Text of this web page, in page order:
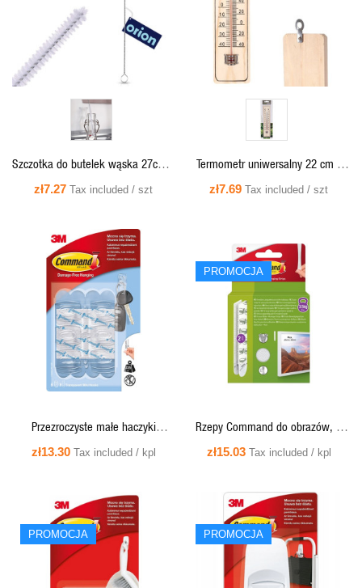
Szczotka do butelek wąska 27cm x
1cm -
zł7.27 Tax included / szt
Termometr uniwersalny 22 cm -
569289 ProGarden
zł7.69 Tax included / szt
QUICK VIEW
Przezroczyste małe haczyki
Command 225g 17006CLR (6
zł13.30 Tax included / kpl
PROMOCJA
QUICK VIEW
Rzepy Command do obrazów, 2
szt., 3,5kg, 17206
zł15.03 Tax included / kpl
PROMOCJA
QUICK VIEW
PROMOCJA
QUICK VIEW